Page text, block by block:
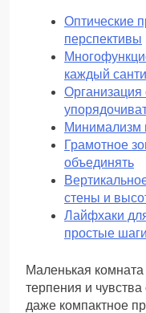
Оптические
перспективы
каждый
Организация
Минимализм
Грамотное
объединять
стены и
Лайфхаки
простые шаги
Маленькая
терпения и чувства
даже компактное